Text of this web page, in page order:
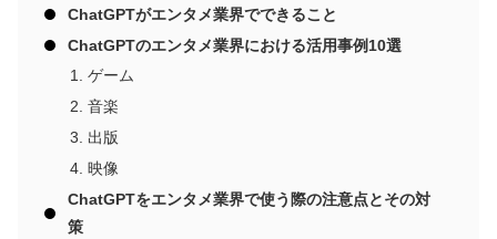
ChatGPTがエンタメ業界でできること
ChatGPTのエンタメ業界における活用事例10選
ゲーム
音楽
出版
映像
ChatGPTをエンタメ業界で使う際の注意点とその対
策